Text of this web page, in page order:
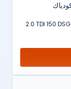
2.0 TDI 150